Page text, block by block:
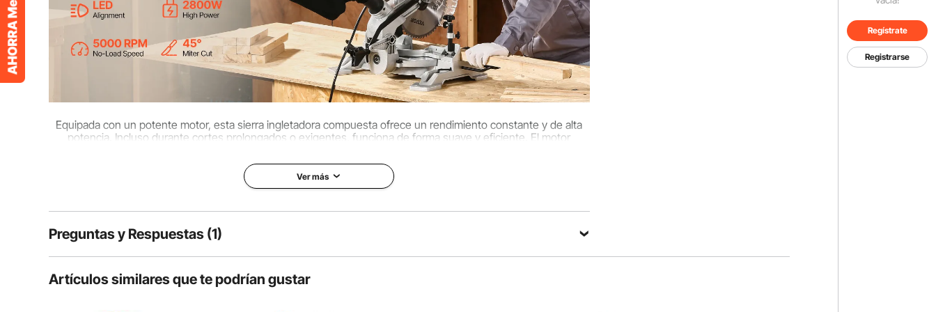
Regístrate
Registrarse
Dimensiones del producto (largo x
22,44 x 18,11 x 20,47 pulgadas / 570 x 460 x 520 mm
Equipada con un potente motor, esta sierra ingletadora compuesta ofrece un rendimiento constante y de alta
potencia. Incluso durante cortes prolongados o exigentes, funciona de forma suave y eficiente. El motor
Ver más
Preguntas y Respuestas (1)
1 Preguntas
Artículos similares que te podrían gustar